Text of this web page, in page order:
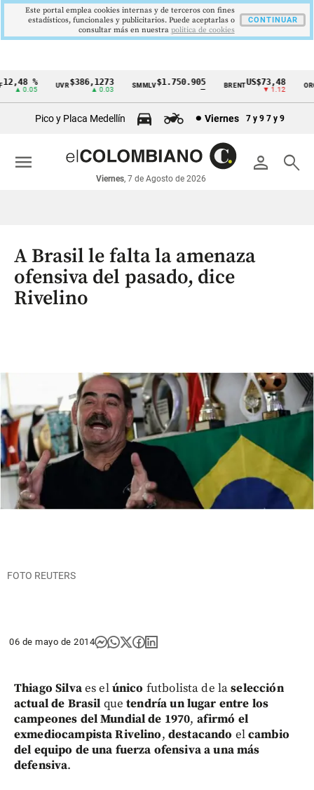
Cintillo
económicos
Colombia
%
▲ 0.05
UVR$386,1273
▲ 0.03
SMMLV$1.750.905 BRENTUS$73,48
▼ 1.12
ORO
Pico y Placa Medellín Viernes 7 y 9 7 y 9
person search
Viernes, 7 de Agosto de 2026
menu
A Brasil le falta la amenaza
ofensiva del pasado, dice
Rivelino
FOTO REUTERS
06 de mayo de 2014
Thiago Silvaes elúnico futbolista de laselección
actual de Brasil quetendría un lugar entre los
campeones del Mundial de 1970, afirmó el
exmediocampista Rivelino, destacando elcambio
del equipo de una fuerza ofensiva a una más
defensiva.
Este portal emplea cookies internas y de terceros con fines
estadísticos, funcionales y publicitarios. Puede aceptarlas o
consultar más en nuestra politica de cookies
CONTINUAR